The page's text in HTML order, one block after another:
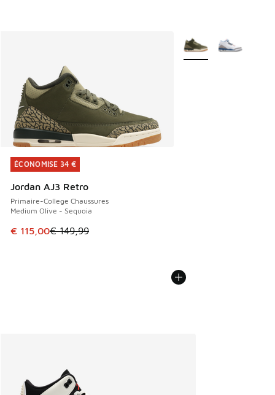
ÉCONOMISE 34 €
Jordan AJ3 Retro
Primaire-College Chaussures
Medium Olive - Sequoia
Cet article est en promotion. Prix en baisse de € 149,99 à
€ 115,00€ 149,99
ÉCONOMISE 34 €
Plus de couleurs